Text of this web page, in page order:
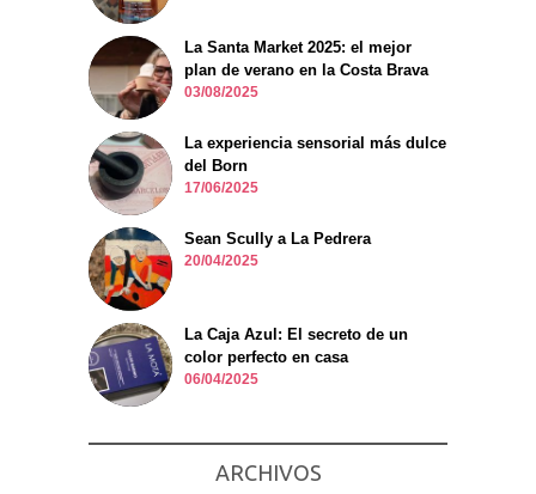
La Santa Market 2025: el mejor
plan de verano en la Costa Brava
03/08/2025
La experiencia sensorial más dulce
del Born
17/06/2025
Sean Scully a La Pedrera
20/04/2025
La Caja Azul: El secreto de un
color perfecto en casa
06/04/2025
ARCHIVOS